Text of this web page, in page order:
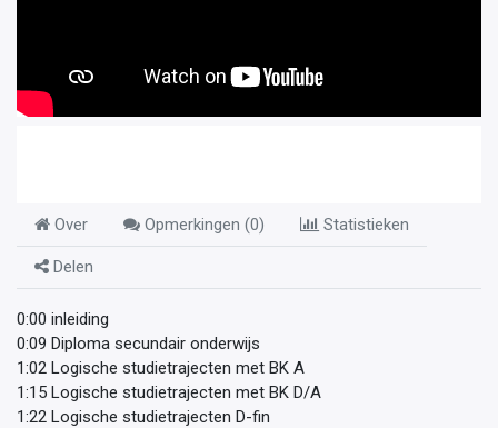
Over Opmerkingen (0) Statistieken
Delen
0:00 inleiding
0:09 Diploma secundair onderwijs
1:02 Logische studietrajecten met BK A
1:15 Logische studietrajecten met BK D/A
1:22 Logische studietrajecten D-fin